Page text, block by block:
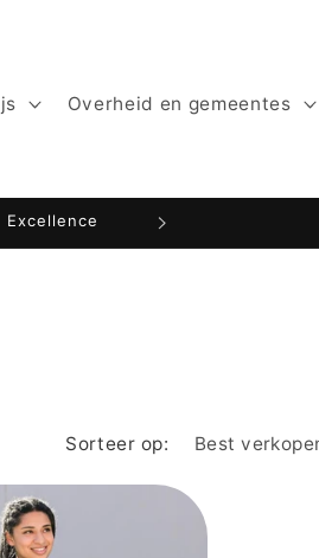
Overheid en gemeentes
Sorteer op: